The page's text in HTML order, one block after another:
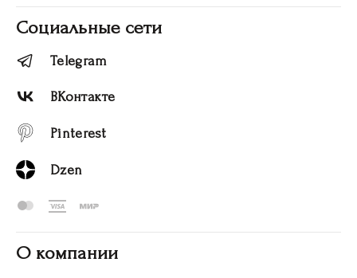
Социальные сети
Telegram
ВКонтакте
Pinterest
Dzen
О компании